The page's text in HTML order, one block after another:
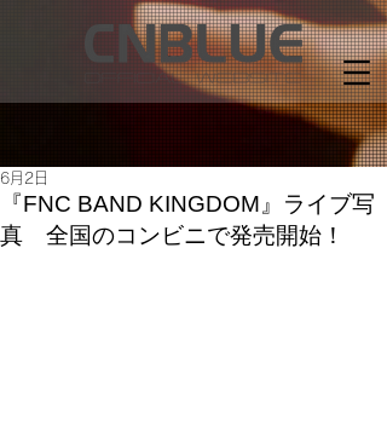
『FNC BAND KINGDOM』ライブ写
真 全国のコンビニで発売開始！
6月2日